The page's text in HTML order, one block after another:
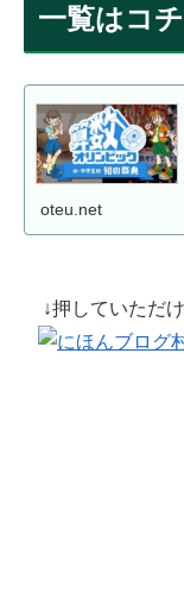
一覧はコ
oteu.net
↓押していただ